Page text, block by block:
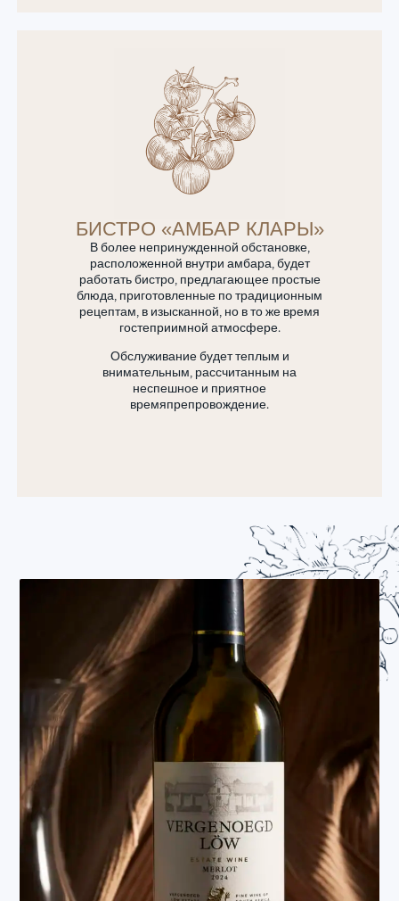
БИСТРО «АМБАР КЛАРЫ»
В более непринужденной обстановке,
расположенной внутри амбара, будет
работать бистро, предлагающее простые
блюда, приготовленные по традиционным
рецептам, в изысканной, но в то же время
гостеприимной атмосфере.
Обслуживание будет теплым и
внимательным, рассчитанным на
неспешное и приятное
времяпрепровождение.